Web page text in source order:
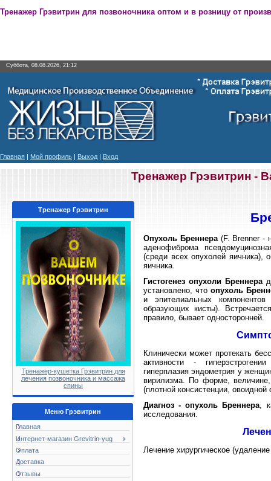
Тренажер Грэвитрин для позвоночника оптом и в розницу от
Суббота, 08.08.2026, 21:12
Главная | Мой профиль | Выход | Вход
Тренажер Грэвитрин -
Тренажер Грэвитрин
Тренажер-кушетка Грэвитрин для
лечения позвоночника и массажа
спины
Меню Грэвитрин
Главная
Интернет-магазин Grevitrin-yug
Оплата
Доставка
Отзывы
Опухоль Бреннера(F. Brenner -
аденофиброма
(среди всех опухолей яичника),
яичника.
Гистогенез опухоли Бреннера
установлено, что опухоль
и эпителиальных
образующих кисты).
правило, бывает односторонней.
Клинически может протекать
активности -
гиперплазия эндометрия у
вирилизма. По форме,
(плотной консистенции,
Диагноз - опухоль Бреннера ,
исследования.
Лечение хирургическое